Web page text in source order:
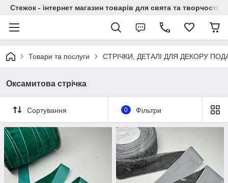
Стежок - інтернет магазин товарів для свята та творчості
Товари та послуги СТРІЧКИ, ДЕТАЛІ ДЛЯ ДЕКОРУ
Оксамитова стрічка
Сортування 0 Фільтри